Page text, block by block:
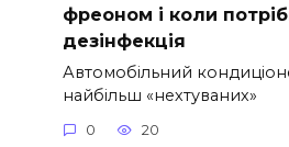
фреоном і коли
дезінфекція
Автомобільний
найбільш «нехтуваних»
0 20